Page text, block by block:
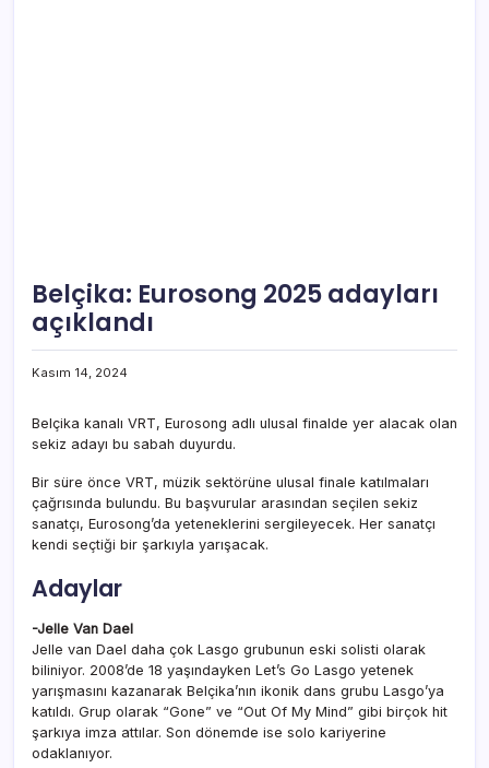
Belçika: Eurosong 2025 adayları
açıklandı
Kasım 14, 2024
Belçika kanalı VRT, Eurosong adlı ulusal finalde yer alacak olan
sekiz adayı bu sabah duyurdu.
Bir süre önce VRT, müzik sektörüne ulusal finale katılmaları
çağrısında bulundu. Bu başvurular arasından seçilen sekiz
sanatçı, Eurosong’da yeteneklerini sergileyecek. Her sanatçı
kendi seçtiği bir şarkıyla yarışacak.
Adaylar
-Jelle Van Dael
Jelle van Dael daha çok Lasgo grubunun eski solisti olarak
biliniyor. 2008’de 18 yaşındayken Let’s Go Lasgo yetenek
yarışmasını kazanarak Belçika’nın ikonik dans grubu Lasgo’ya
katıldı. Grup olarak “Gone” ve “Out Of My Mind” gibi birçok hit
şarkıya imza attılar. Son dönemde ise solo kariyerine
odaklanıyor.